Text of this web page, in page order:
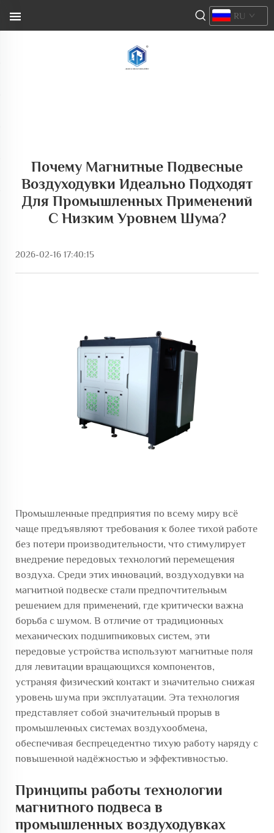
RU
Почему Магнитные Подвесные
Воздуходувки Идеально Подходят
Для Промышленных Применений
С Низким Уровнем Шума?
2026-02-16 17:40:15
Промышленные предприятия по всему миру всё
чаще предъявляют требования к более тихой работе
без потери производительности, что стимулирует
внедрение передовых технологий перемещения
воздуха. Среди этих инноваций, воздуходувки на
магнитной подвеске стали предпочтительным
решением для применений, где критически важна
борьба с шумом. В отличие от традиционных
механических подшипниковых систем, эти
передовые устройства используют магнитные поля
для левитации вращающихся компонентов,
устраняя физический контакт и значительно снижая
уровень шума при эксплуатации. Эта технология
представляет собой значительный прорыв в
промышленных системах воздухообмена,
обеспечивая беспрецедентно тихую работу наряду с
повышенной надёжностью и эффективностью.
Принципы работы технологии
магнитного подвеса в
промышленных воздуходувках